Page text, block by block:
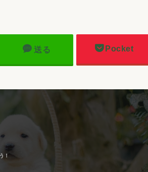
送る Pocket